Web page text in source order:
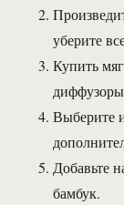
уберите
Купить
Выберите
Добавьте
бамбук.